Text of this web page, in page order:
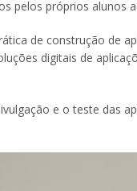
pelos próprios alunos
de construção de
digitais de
e o teste das